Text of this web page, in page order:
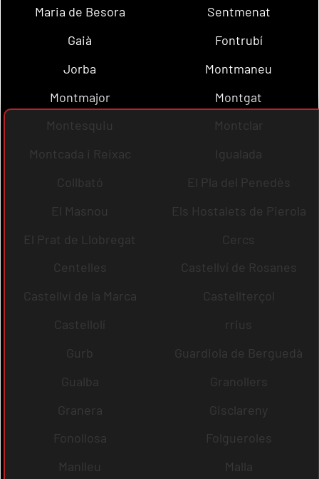
Maria de Besora
Sentmenat
Gaià
Fontrubí
Jorba
Montmaneu
Montmajor
Montgat
Montesquiu
Montclar
Montcada i Reixac
Igualada
Collbató
El Pla del Penedès
El Masnou
Els Hostalets de Pierola
El Prat de Llobregat
Cercs
Centelles
Castellví de Rosanes
Castellví de la Marca
Castellterçol
Castellolí
rrius
Gurb
Guardiola de Berguedà
Gualba
Granollers
Granera
Gisclareny
Fonollosa
Folgueroles
Manlleu
Malla